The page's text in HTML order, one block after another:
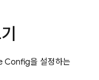
Config을 설정하는